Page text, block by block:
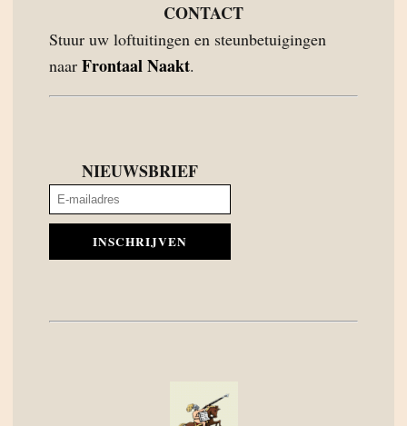
CONTACT
Stuur uw loftuitingen en steunbetuigingen
naar Frontaal Naakt.
NIEUWSBRIEF
INSCHRIJVEN